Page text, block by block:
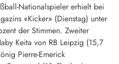
Nationalspieler erhielt bei
«Kicker» (Dienstag) unter
der Stimmen. Zweiter
Keita von RB Leipzig (15,7
Pierre-Emerick